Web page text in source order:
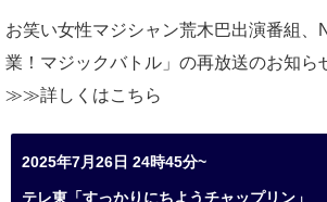
お笑い女性マジシャン荒木巴出演番組、
業！マジックバトル」の再放送のお知ら
≫≫詳しくはこちら
2025年7月26日 24時45分~
テレ東「すっかりにちようチャップリン」